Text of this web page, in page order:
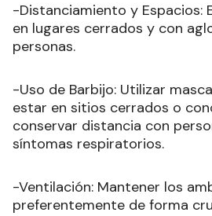
-Distanciamiento y Espacios:
en lugares cerrados y con
personas.
-Uso de Barbijo: Utilizar
estar en sitios cerrados o
conservar distancia con
síntomas respiratorios.
-Ventilación: Mantener los
preferentemente de forma